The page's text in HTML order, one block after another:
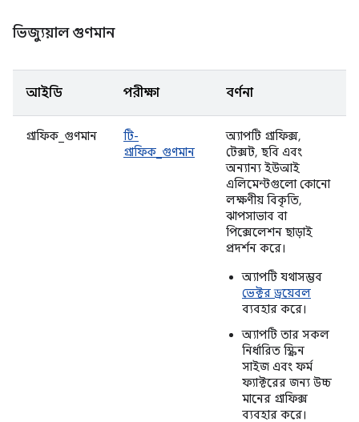
ভিজ্যুয়াল গুণমান
আইডি পরীক্ষা বর্ণনা
গ্রাফিক_গুণমান
টি-
গ্রাফিক_গুণমান
অ্যাপটি গ্রাফিক্স,
টেক্সট, ছবি এবং
অন্যান্য ইউআই
এলিমেন্টগুলো কোনো
লক্ষণীয় বিকৃতি,
ঝাপসাভাব বা
পিক্সেলেশন ছাড়াই
প্রদর্শন করে।
অ্যাপটি যথাসম্ভব
ভেক্টর ড্রয়েবল
ব্যবহার করে।
অ্যাপটি তার সকল
নির্ধারিত স্ক্রিন
সাইজ এবং ফর্ম
ফ্যাক্টরের জন্য উচ্চ
মানের গ্রাফিক্স
ব্যবহার করে।